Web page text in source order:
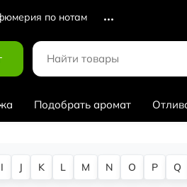
по нотам
Подобрать аромат
I J K L M N O P Q